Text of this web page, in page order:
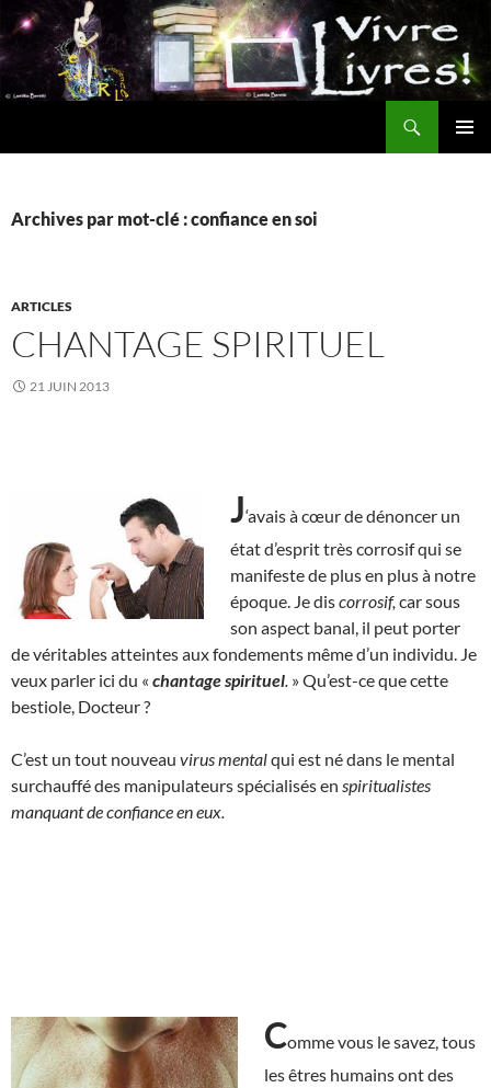
Aller
au
contenu
Archives par mot-clé : confiance en soi
ARTICLES
CHANTAGE SPIRITUEL
21 JUIN 2013
J‘avais à cœur de dénoncer un
état d’esprit très corrosif qui se
manifeste de plus en plus à notre
époque. Je discorrosif, car sous
son aspect banal, il peut porter
de véritables atteintes aux fondements même d’un individu. Je
veux parler ici du « chantage spirituel » Qu’est-ce que cette
bestiole, Docteur ?
C’est un tout nouveau virus mentalqui est né dans le mental
surchauffé des manipulateurs spécialisés en spiritualistes
manquant de confiance en eux.
Comme vous le savez, tous
les êtres humains ont des